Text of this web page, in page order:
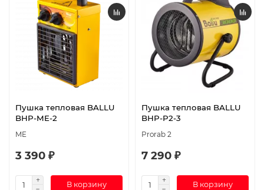
Пушка тепловая BALLU
BHP-ME-2
ME
3 390 ₽
В корзину
Пушка тепловая BALLU
BHP-P2-3
Prorab 2
7 290 ₽
В корзину